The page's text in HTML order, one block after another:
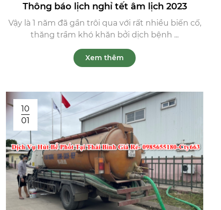
Thông báo lịch nghỉ tết âm lịch 2023
Vậy là 1 năm đã gần trôi qua với rất nhiều biến cố,
thăng trầm khó khăn bởi dịch bệnh ...
Xem thêm
10
01